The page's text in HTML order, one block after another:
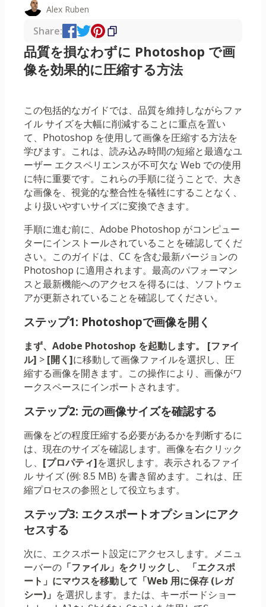
Alex Ruben
Share:
品質を損なわずに Photoshop で画
像を効果的に圧縮する方法
この包括的なガイドでは、品質を維持しながらファ
イル サイズを大幅に削減することに重点を置い
て、Photoshop を使用して画像を圧縮する方法を
学びます。これは、読み込み時間の短縮と最適なユ
ーザー エクスペリエンスが不可欠な Web での使用
に特に重要です。これらの手順に従うことで、大き
な画像を、視覚的な整合性を犠牲にすることなく、
より扱いやすいサイズに変換できます。
手順に進む前に、Adobe Photoshop がコンピュー
ターにインストールされていることを確認してくだ
さい。このガイドは、CC を含む最新バージョンの
Photoshop に適用されます。最高のパフォーマン
スと最新機能へのアクセスを得るには、ソフトウェ
アが更新されていることを確認してください。
ステップ1: Photoshopで画像を開く
まず、Adobe Photoshop を起動します。 [ファイ
ル] > [開く]に移動して画像ファイルを選択し、圧
縮する画像を開きます。この操作により、画像がワ
ークスペースにインポートされます。
ステップ2: 元の画像サイズを確認する
画像をどの程度圧縮する必要があるかを判断するに
は、現在のサイズを確認します。画像を右クリック
し、 [プロパティ]を選択します。表示されるファイ
ル サイズ (例: 8.5 MB) を書き留めます。これは、圧
縮プロセスの参照として役立ちます。
ステップ3: エクスポートオプションにアク
セスする
次に、エクスポート設定にアクセスします。メニュ
ーバーの 「ファイル」をクリックし、
「エクスポ
ート」にマウスを移動して 「Web 用に保存 (レガ
シー)」 を選択します。または、キーボードショー